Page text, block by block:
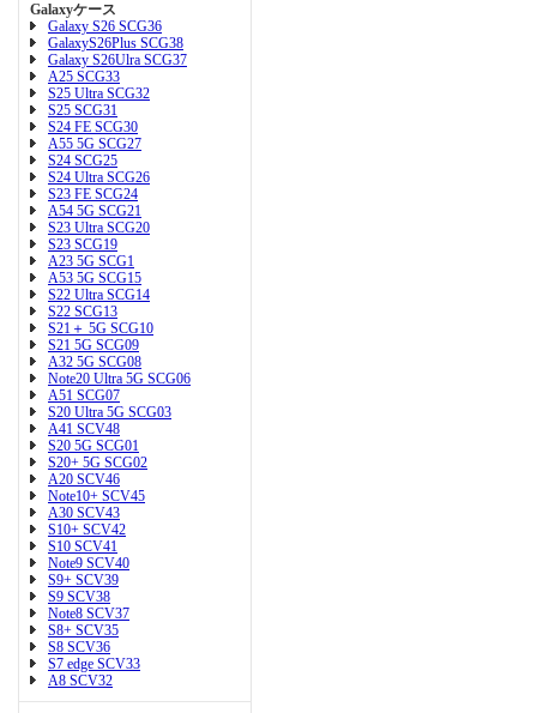
Galaxyケース
Galaxy S26 SCG36
GalaxyS26Plus SCG38
Galaxy S26Ulra SCG37
A25 SCG33
S25 Ultra SCG32
S25 SCG31
S24 FE SCG30
A55 5G SCG27
S24 SCG25
S24 Ultra SCG26
S23 FE SCG24
A54 5G SCG21
S23 Ultra SCG20
S23 SCG19
A23 5G SCG1
A53 5G SCG15
S22 Ultra SCG14
S22 SCG13
S21＋ 5G SCG10
S21 5G SCG09
A32 5G SCG08
Note20 Ultra 5G SCG06
A51 SCG07
S20 Ultra 5G SCG03
A41 SCV48
S20 5G SCG01
S20+ 5G SCG02
A20 SCV46
Note10+ SCV45
A30 SCV43
S10+ SCV42
S10 SCV41
Note9 SCV40
S9+ SCV39
S9 SCV38
Note8 SCV37
S8+ SCV35
S8 SCV36
S7 edge SCV33
A8 SCV32